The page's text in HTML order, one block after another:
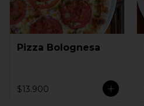
Pizza Bolognesa
$13.900